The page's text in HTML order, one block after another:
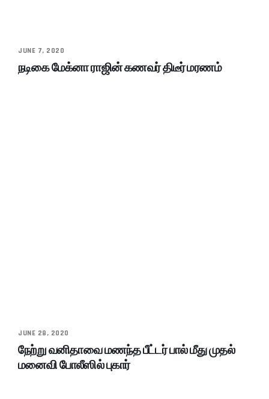
JUNE 7, 2020
நடிகை மேக்னா ராஜின் கணவர் திடீர் மரணம்
JUNE 28, 2020
நேற்று வனிதாவை மணந்த பீட்டர் பால் மீது முதல்
மனைவி போலீஸில் புகார்